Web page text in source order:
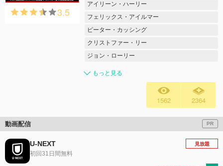
3.5
アイリーン・ハーリー
フェリックス・アイルマー
ピーター・カッシング
クリストファー・リー
ジョン・ローリー
もっと見る
1562 2364
動画配信 PR
U-NEXT
初回31日間無料
見放題